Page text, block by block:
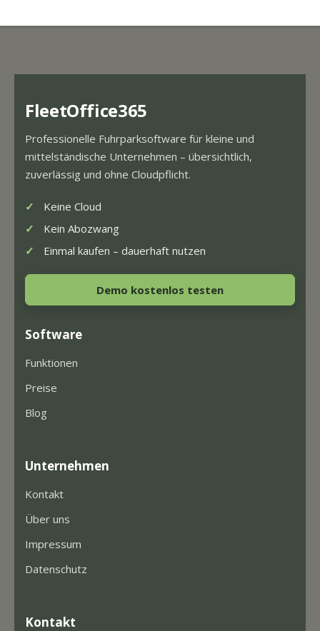
FleetOffice365
Professionelle Fuhrparksoftware für kleine und
mittelständische Unternehmen – übersichtlich,
zuverlässig und ohne Cloudpflicht.
Keine Cloud
Kein Abozwang
Einmal kaufen – dauerhaft nutzen
Demo kostenlos testen
Software
Funktionen
Preise
Blog
Unternehmen
Kontakt
Über uns
Impressum
Datenschutz
Kontakt